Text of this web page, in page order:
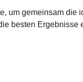
um gemeinsam die
besten Ergebnisse